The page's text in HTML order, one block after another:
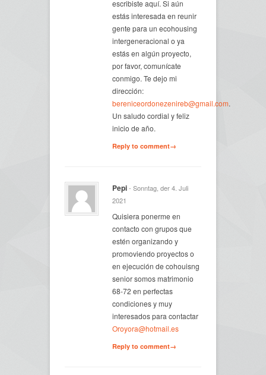
escribiste aquí. Si aún
estás interesada en reunir
gente para un ecohousing
intergeneracional o ya
estás en algún proyecto,
por favor, comunícate
conmigo. Te dejo mi
dirección:
bereniceordonezenireb@gmail.com.
Un saludo cordial y feliz
inicio de año.
Reply to comment→
Pepi- Sonntag, der 4. Juli
2021
Quisiera ponerme en
contacto con grupos que
estén organizando y
promoviendo proyectos o
en ejecución de cohouisng
senior somos matrimonio
68-72 en perfectas
condiciones y muy
interesados para contactar
Oroyora@hotmail.es
Reply to comment→